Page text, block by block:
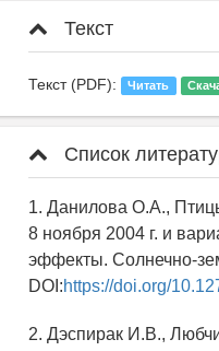
Текст
Текст (PDF): Читать
Список
1. Данилова О.А.,
8 ноября 2004 г. и
эффекты. Солнечно-
DOI:https://doi.org/
2. Дэспирак И.В.,